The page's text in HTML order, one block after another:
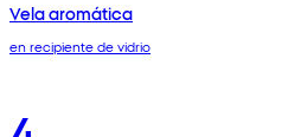
Vela aromática
en recipiente de vidrio